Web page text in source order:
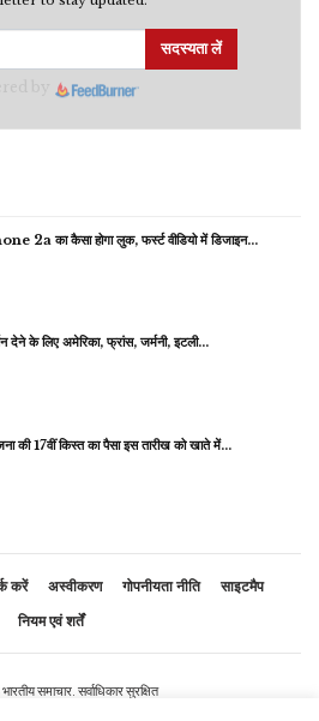
सदस्यता लें
2a का कैसा होगा लुक, फर्स्ट वीडियो में डिजाइन…
देने के लिए अमेरिका, फ्रांस, जर्मनी, इटली…
की 17वीं किस्त का पैसा इस तारीख को खाते में…
करें अस्वीकरण गोपनीयता नीति
साइटमैप
नियम एवं शर्तें
समाचार. सर्वाधिकार सुरक्षित